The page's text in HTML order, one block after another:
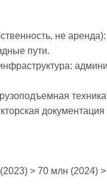
не аренда):